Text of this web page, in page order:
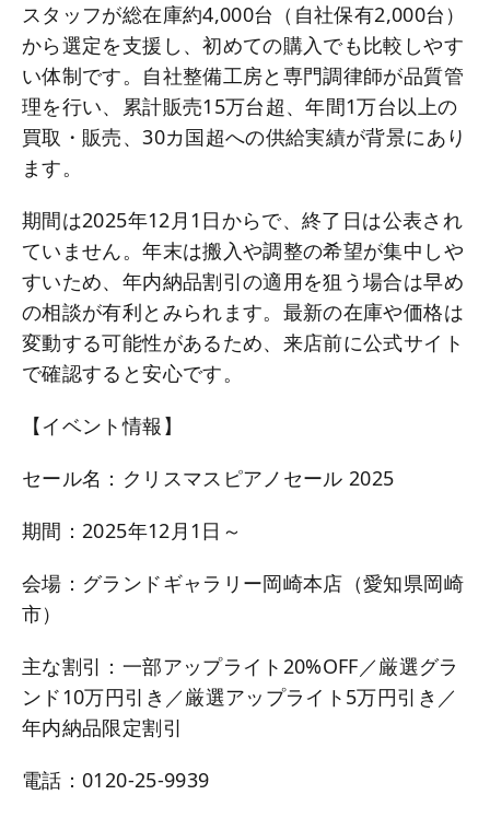
スタッフが総在庫約4,000台（自社保有2,000台）
から選定を支援し、初めての購入でも比較しやす
い体制です。自社整備工房と専門調律師が品質管
理を行い、累計販売15万台超、年間1万台以上の
買取・販売、30カ国超への供給実績が背景にあり
ます。
期間は2025年12月1日からで、終了日は公表され
ていません。年末は搬入や調整の希望が集中しや
すいため、年内納品割引の適用を狙う場合は早め
の相談が有利とみられます。最新の在庫や価格は
変動する可能性があるため、来店前に公式サイト
で確認すると安心です。
【イベント情報】
セール名：クリスマスピアノセール 2025
期間：2025年12月1日～
会場：グランドギャラリー岡崎本店（愛知県岡崎
市）
主な割引：一部アップライト20%OFF／厳選グラ
ンド10万円引き／厳選アップライト5万円引き／
年内納品限定割引
電話：0120-25-9939